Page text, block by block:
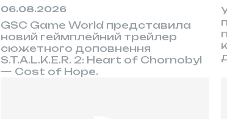
06.08.2026
GSC Game World представила
новий геймплейний трейлер
сюжетного доповнення
S.T.A.L.K.E.R. 2: Heart of Chornobyl
— Cost of Hope.